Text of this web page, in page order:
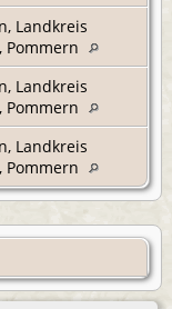
Landkreis
Pommern
Landkreis
Pommern
Landkreis
Pommern